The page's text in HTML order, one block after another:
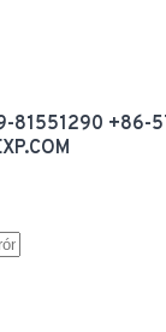
81551290 +86-